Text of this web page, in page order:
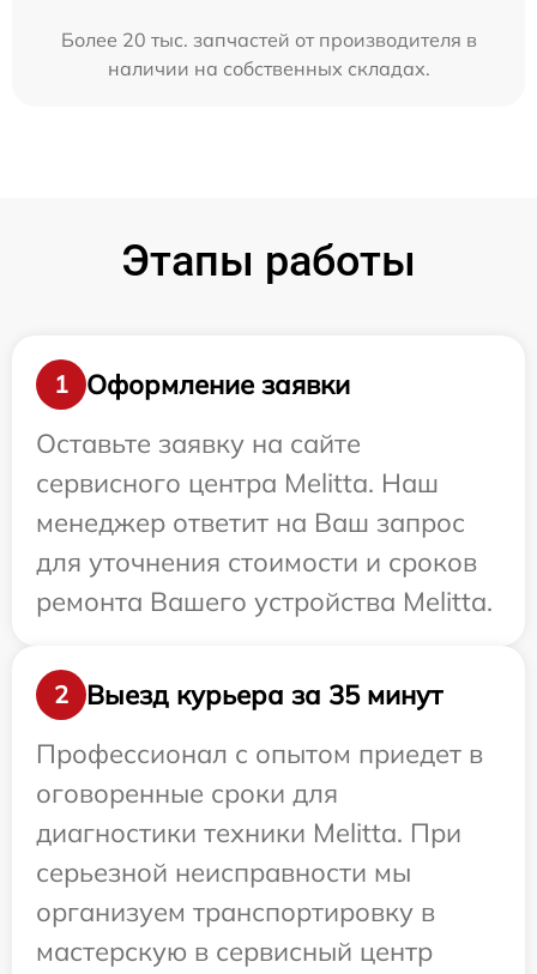
Более 20 тыс. запчастей от производителя в
наличии на собственных складах.
Этапы работы
1
Оформление заявки
Оставьте заявку на сайте
сервисного центра Melitta. Наш
менеджер ответит на Ваш запрос
для уточнения стоимости и сроков
ремонта Вашего устройства Melitta.
2
Выезд курьера за 35 минут
Профессионал с опытом приедет в
оговоренные сроки для
диагностики техники Melitta. При
серьезной неисправности мы
организуем транспортировку в
мастерскую в сервисный центр